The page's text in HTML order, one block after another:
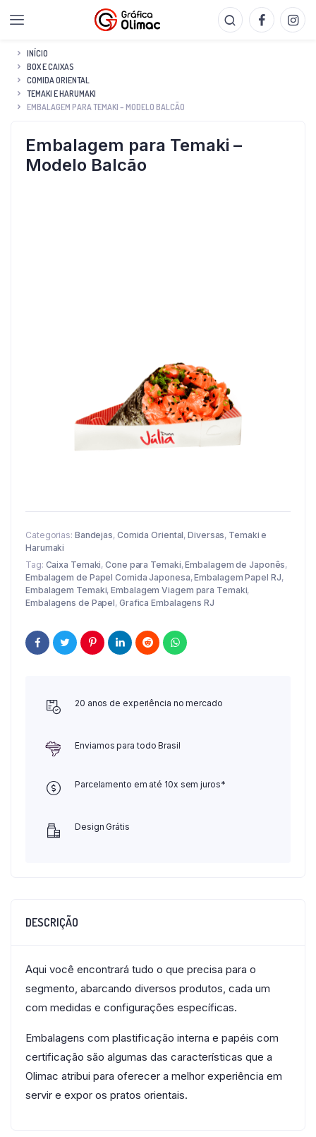
INÍCIO
BOX E CAIXAS
COMIDA ORIENTAL
TEMAKI E HARUMAKI
EMBALAGEM PARA TEMAKI – MODELO BALCÃO
Embalagem para Temaki –
Modelo Balcão
Categorias: Bandejas, Comida Oriental,Diversas, Temaki e
Harumaki
Tag: Caixa Temaki,Cone para Temaki,Embalagem de Japonês,
Embalagem de Papel Comida Japonesa,Embalagem Papel RJ,
Embalagem Temaki,Embalagem Viagem para Temaki,
Embalagens de Papel, Grafica Embalagens RJ
20 anos de experiência no mercado
Enviamos para todo Brasil
Parcelamento em até 10x sem juros*
Design Grátis
DESCRIÇÃO
Aqui você encontrará tudo o que precisa para o
segmento, abarcando diversos produtos, cada um
com medidas e configurações específicas.
Embalagens com plastificação interna e papéis com
certificação são algumas das características que a
Olimac atribui para oferecer a melhor experiência em
servir e expor os pratos orientais.